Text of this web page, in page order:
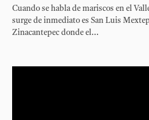
Cuando se habla de mariscos en el
surge de inmediato es San Luis
Zinacantepec donde el...